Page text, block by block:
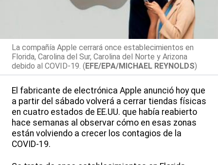
La compañía Apple cerrará once establecimientos en
Florida, Carolina del Sur, Carolina del Norte y Arizona
debido al COVID-19. (EFE/EPA/MICHAEL REYNOLDS)
El fabricante de electrónica Apple anunció hoy que
a partir del sábado volverá a cerrar tiendas físicas
en cuatro estados de EE.UU. que había reabierto
hace semanas al observar cómo en esas zonas
están volviendo a crecer los contagios de la
COVID-19.